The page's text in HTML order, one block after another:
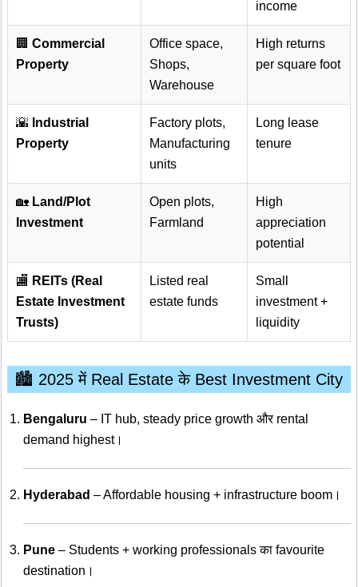
income
🏢 Commercial
Property
Office space,
Shops,
Warehouse
High returns
per square foot
🌇 Industrial
Property
Factory plots,
Manufacturing
units
Long lease
tenure
🏡 Land/Plot
Investment
Open plots,
Farmland
High
appreciation
potential
🏬 REITs (Real
Estate Investment
Trusts)
Listed real
estate funds
Small
investment +
liquidity
🏙️ 2025 में Real Estate के Best Investment City
Bengaluru – IT hub, steady price growth और rental
demand highest।
Hyderabad – Affordable housing + infrastructure boom।
Pune – Students + working professionals का favourite
destination।